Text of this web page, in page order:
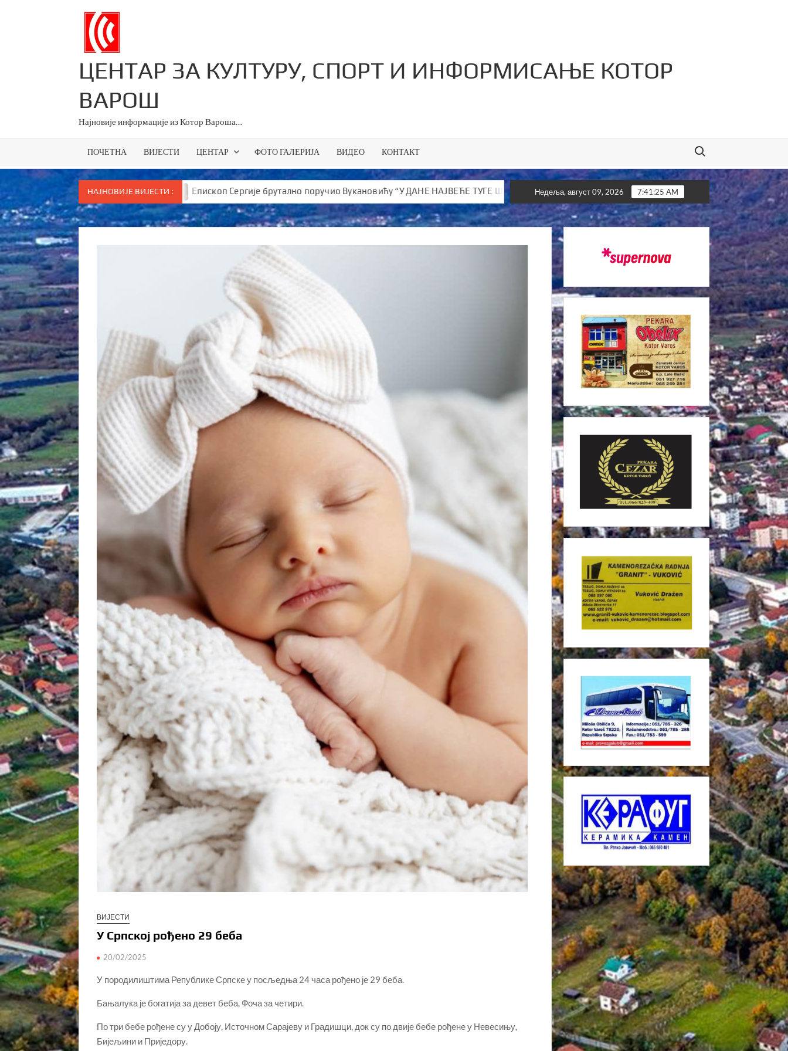
ЦЕНТАР ЗА КУЛТУРУ, СПОРТ И ИНФОРМИСАЊЕ КОТОР
ВАРОШ
Најновије информације из Котор Вароша…
ПОЧЕТНА ВИЈЕСТИ ЦЕНТАР ФОТО ГАЛЕРИЈА ВИДЕО КОНТАКТ
Search for:
НАЈНОВИЈЕ ВИЈЕСТИ :
све основце у Српској Епископ Сергије брутално поручио Вукановићу “У ДАНЕ НАЈВЕЋЕ ТУГЕ ШИРИШ ОТРОВ и јефтине лажи!” Kотор Варош љепши него икад
Недеља, август 09, 2026 7:41:27 AM
ВИЈЕСТИ
У Српској рођено 29 беба
20/02/2025
У породилиштима Републике Српске у посљедња 24 часа рођено је 29 беба.
Бањалука је богатија за девет беба, Фоча за четири.
По три бебе рођене су у Добоју, Источном Сарајеву и Градишци, док су по двије бебе рођене у Невесињу,
Бијељини и Приједору.